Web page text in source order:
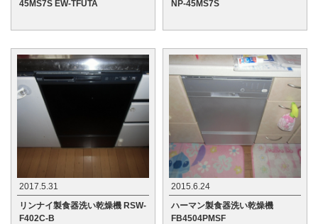
45MS7S EW-TFUTA
NP-45MS7S
2017.5.31
リンナイ製食器洗い乾燥機 RSW-
F402C-B
2015.6.24
ハーマン製食器洗い乾燥機
FB4504PMSF